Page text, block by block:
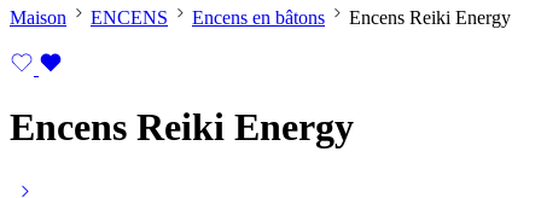
Maison ENCENS Encens en bâtons Encens Reiki Energy
Encens Reiki Energy